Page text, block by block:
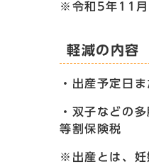
※令和5年11月
軽減の内容
・出産予定日
・双子などの
等割保険税
※出産とは、妊